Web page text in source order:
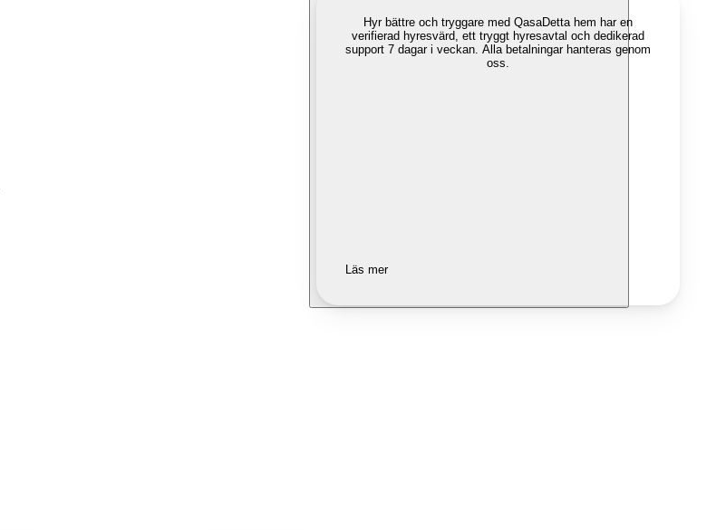
Hyr bättre och tryggare med QasaDetta hem har en
verifierad hyresvärd, ett tryggt hyresavtal och dedikerad
support 7 dagar i veckan. Alla betalningar hanteras genom
oss.
Läs mer